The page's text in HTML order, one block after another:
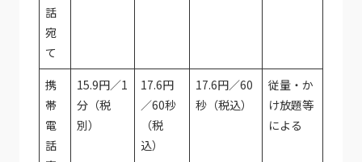
話
宛
て
携
帯
電
話
15.9円／1
分（税
別）
17.6円
／60秒
（税
込）
17.6円／60
秒（税込）
従量・か
け放題等
による